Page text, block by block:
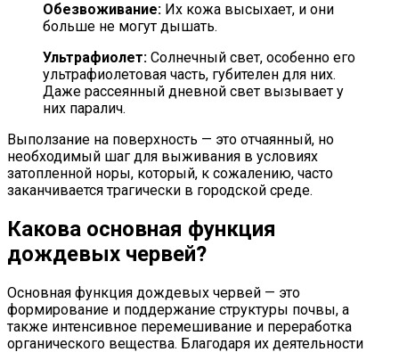
Обезвоживание: Их кожа высыхает, и они
больше не могут дышать.
Ультрафиолет: Солнечный свет, особенно его
ультрафиолетовая часть, губителен для них.
Даже рассеянный дневной свет вызывает у
них паралич.
Выползание на поверхность — это отчаянный, но
необходимый шаг для выживания в условиях
затопленной норы, который, к сожалению, часто
заканчивается трагически в городской среде.
Какова основная функция
дождевых червей?
Основная функция дождевых червей — это
формирование и поддержание структуры почвы, а
также интенсивное перемешивание и переработка
органического вещества. Благодаря их деятельности